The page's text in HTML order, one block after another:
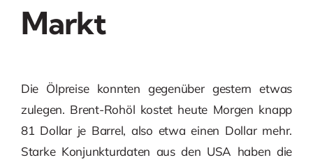
Markt
Die Ölpreise konnten gegenüber gestern etwas
zulegen. Brent-Rohöl kostet heute Morgen knapp
81 Dollar je Barrel, also etwa einen Dollar mehr.
Starke Konjunkturdaten aus den USA haben die